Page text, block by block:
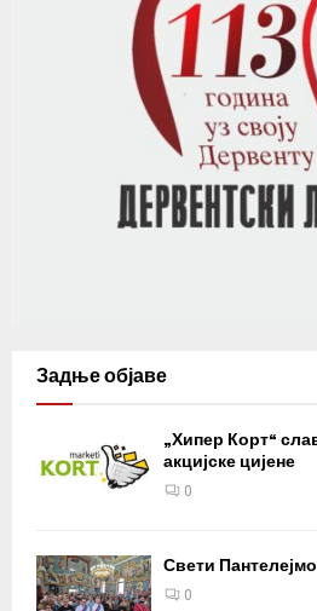
Задње објаве
„Хипер Корт“
акцијске цијене
0
Свети
0